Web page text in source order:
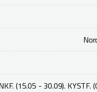
(15.05 - 30.09). KYSTF.